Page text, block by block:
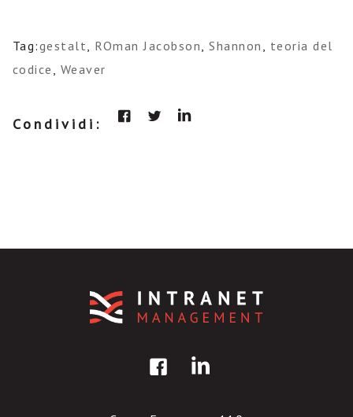
Tag:gestalt, ROman Jacobson,Shannon , teoria del
codice , Weaver
Condividi: